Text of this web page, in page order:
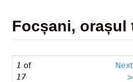
Focșani, orașul
1 of
17
Next
>